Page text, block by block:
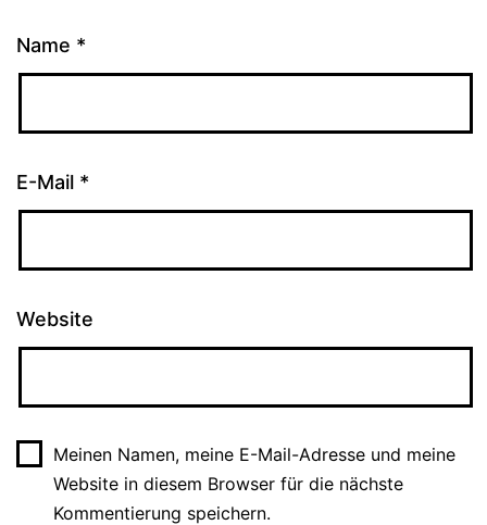
Name *
E-Mail *
Website
Meinen Namen, meine E-Mail-Adresse und meine
Website in diesem Browser für die nächste
Kommentierung speichern.